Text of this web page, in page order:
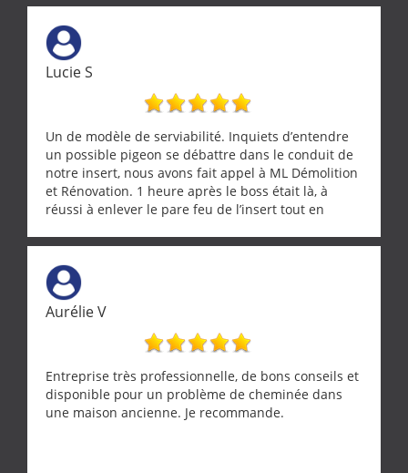
Lucie S
Un de modèle de serviabilité. Inquiets d’entendre
un possible pigeon se débattre dans le conduit de
notre insert, nous avons fait appel à ML Démolition
et Rénovation. 1 heure après le boss était là, à
réussi à enlever le pare feu de l’insert tout en
tourterelle et s’est ensuite patiemment occupé de
l’oiseau jusqu’à ce qu’il reprenne ses esprits et
puisse s’envoler. Après quoi il a procédé au
ramonage de notre insert avec dextérité et une
grande propreté, nous gratifiant également de
nombreux conseils concernant d’autres sujets. Un
entrepreneur comme on souhaite en rencontrer.
Encore un grand merci à lui.
Aurélie V
Entreprise très professionnelle, de bons conseils et
disponible pour un problème de cheminée dans
une maison ancienne. Je recommande.